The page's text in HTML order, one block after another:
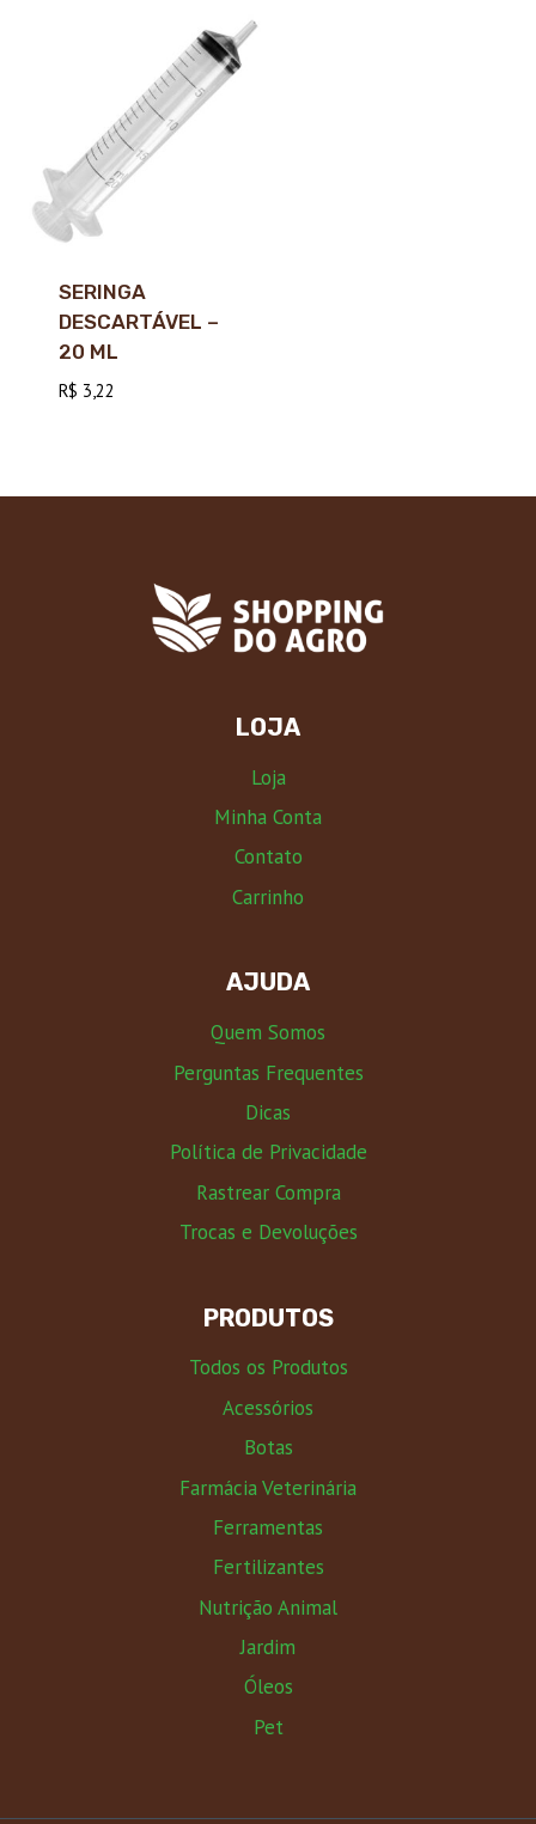
SERINGA
DESCARTÁVEL –
20 ML
R$ 3,22
LOJA
Loja
Minha Conta
Contato
Carrinho
AJUDA
Quem Somos
Perguntas Frequentes
Dicas
Política de Privacidade
Rastrear Compra
Trocas e Devoluções
PRODUTOS
Todos os Produtos
Acessórios
Botas
Farmácia Veterinária
Ferramentas
Fertilizantes
Nutrição Animal
Jardim
Óleos
Pet